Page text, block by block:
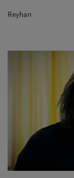
Reyhan